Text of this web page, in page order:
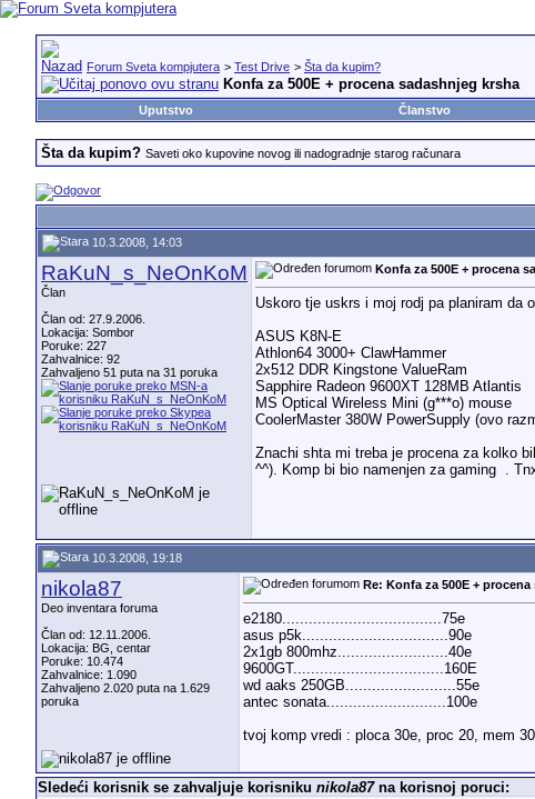
Forum Sveta kompjutera > Test Drive > Šta da kupim?
Konfa za 500E + procena sadashnjeg krsha
Uputstvo Članstvo
Šta da kupim? Saveti oko kupovine novog ili nadogradnje starog računara
10.3.2008, 14:03
RaKuN_s_NeOnKoM
Član
Član od: 27.9.2006.
Lokacija: Sombor
Poruke: 227
Zahvalnice: 92
Zahvaljeno 51 puta na 31 poruka
Konfa za 500E + procena
Uskoro tje uskrs i moj rodj pa planiram da
ASUS K8N-E
Athlon64 3000+ ClawHammer
2x512 DDR Kingstone ValueRam
Sapphire Radeon 9600XT 128MB Atlantis
MS Optical Wireless Mini (g***o) mouse
CoolerMaster 380W PowerSupply (ovo
Znachi shta mi treba je procena za kolko
^^). Komp bi bio namenjen za gaming .
10.3.2008, 19:18
nikola87
Deo inventara foruma
Član od: 12.11.2006.
Lokacija: BG, centar
Poruke: 10.474
Zahvalnice: 1.090
Zahvaljeno 2.020 puta na 1.629
poruka
Re: Konfa za 500E +
e2180....................................75e
asus p5k.................................90e
2x1gb 800mhz.........................40e
9600GT..................................160E
wd aaks 250GB.........................55e
antec sonata...........................100e
tvoj komp vredi : ploca 30e, proc 20, mem
Sledeći korisnik se zahvaljuje korisniku nikola87na korisnoj poruci: